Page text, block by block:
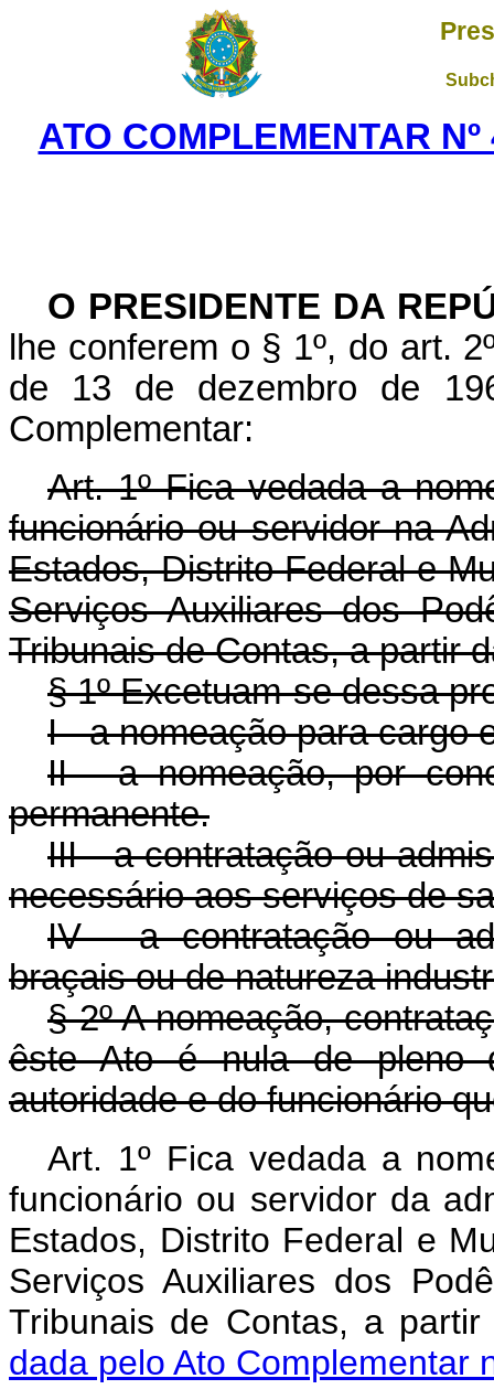
ATO COMPLEMENTAR
O PRESIDENTE DA
lhe conferem o § 1º, do art.
de 13 de dezembro de
Complementar:
Art. 1º Fica vedada a
funcionário ou servidor na
Estados, Distrito Federal e
Serviços Auxiliares dos
Tribunais de Contas, a partir
§ 1º Excetuam-se dessa
I - a nomeação para cargo
II - a nomeação, por
permanente.
III - a contratação ou
necessário aos serviços de
IV - a contratação ou
braçais ou de natureza
§ 2º A nomeação,
êste Ato é nula de pleno
autoridade e do funcionário
Art. 1º Fica vedada a
funcionário ou servidor da
Estados, Distrito Federal e
Serviços Auxiliares dos
Tribunais de Contas, a
dada pelo Ato Complementar